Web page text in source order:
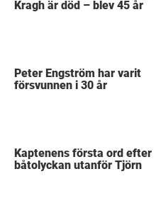
Kragh är död – blev 45 år
Peter Engström har varit
försvunnen i 30 år
Kaptenens första ord efter
båtolyckan utanför Tjörn